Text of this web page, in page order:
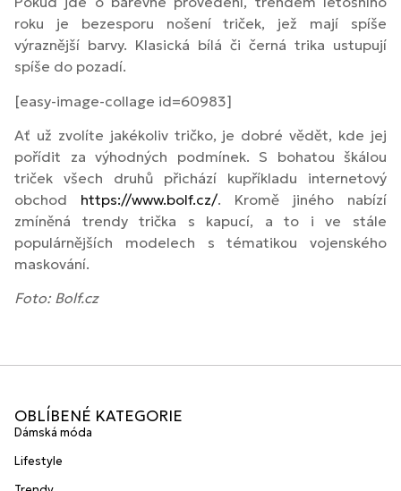
roku je bezesporu nošení triček, jež mají spíše
výraznější barvy. Klasická bílá či černá trika ustupují
spíše do pozadí.
[easy-image-collage id=60983]
Ať už zvolíte jakékoliv tričko, je dobré vědět, kde jej
pořídit za výhodných podmínek. S bohatou škálou
triček všech druhů přichází kupříkladu internetový
obchod https://www.bolf.cz/. Kromě jiného nabízí
zmíněná trendy trička s kapucí, a to i ve stále
populárnějších modelech s tématikou vojenského
maskování.
Foto: Bolf.cz
OBLÍBENÉ KATEGORIE
Dámská móda
Lifestyle